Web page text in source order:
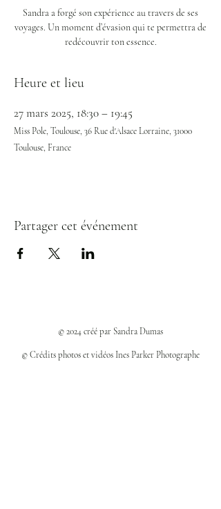
Sandra a forgé son expérience au travers de ses
voyages. Un moment d’évasion qui te permettra de
redécouvrir ton essence.
Heure et lieu
27 mars 2025, 18:30 – 19:45
Miss Pole, Toulouse, 36 Rue d'Alsace Lorraine, 31000
Toulouse, France
Partager cet événement
© 2024 créé par Sandra Dumas
© Crédits photos et vidéos Ines Parker Photographe